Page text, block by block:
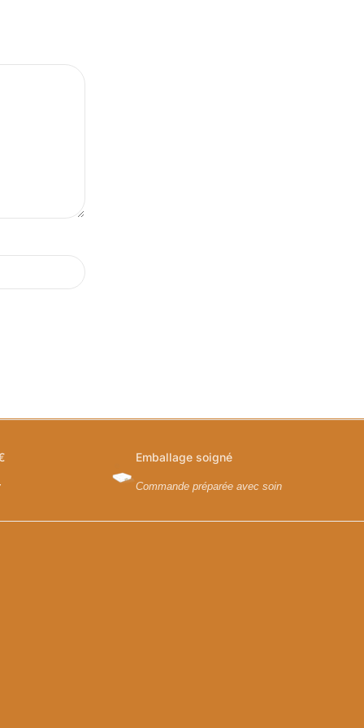
Emballage soigné
Commande préparée avec soin